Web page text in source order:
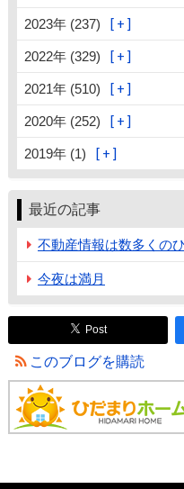
2023年 (237)
2022年 (329)
2021年 (510)
2020年 (252)
2019年 (1)
最近の記事
不動産情報は数多くの
今夜は満月
Post
このブログを購読